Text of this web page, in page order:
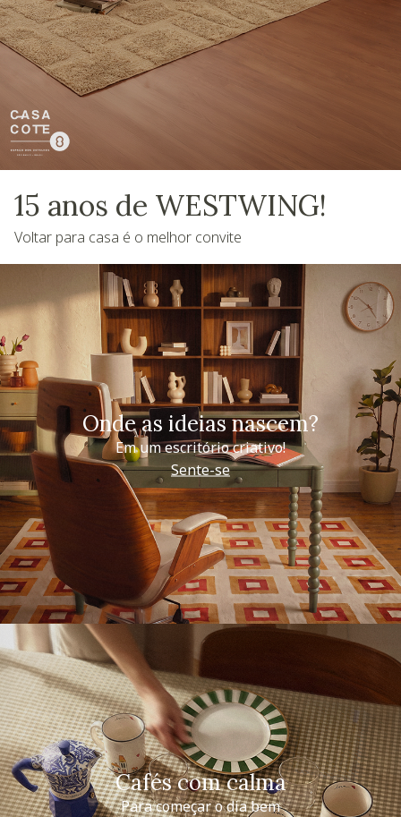
15 anos de WESTWING!
Voltar para casa é o melhor convite
Onde as ideias nascem?
Em um escritório criativo!
Sente-se
Cafés com calma
Para começar o dia bem